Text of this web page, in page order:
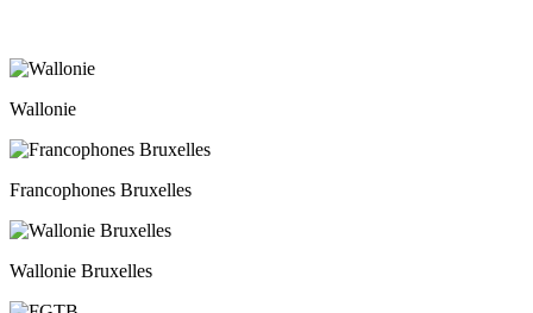
Wallonie
Francophones Bruxelles
Wallonie Bruxelles